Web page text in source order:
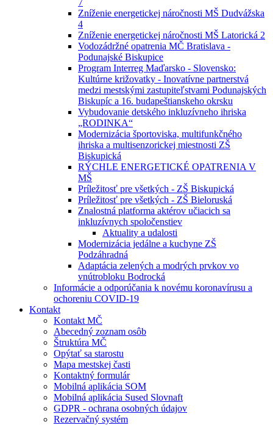
7
Zníženie energetickej náročnosti MŠ Dudvážska
4
Zníženie energetickej náročnosti MŠ Latorická 2
Vodozádržné opatrenia MČ Bratislava -
Podunajské Biskupice
Program Interreg Maďarsko - Slovensko:
Kultúrne križovatky - Inovatívne partnerstvá
medzi mestskými zastupiteľstvami Podunajských
Biskupíc a 16. budapeštianskeho okrsku
Vybudovanie detského inkluzívneho ihriska
„RODINKA“
Modernizácia športoviska, multifunkčného
ihriska a multisenzorickej miestnosti ZŠ
Biskupická
RÝCHLE ENERGETICKÉ OPATRENIA V
MŠ
Príležitosť pre všetkých - ZŠ Biskupická
Príležitosť pre všetkých - ZŠ Bieloruská
Znalostná platforma aktérov učiacich sa
inkluzívnych spoločenstiev
Aktuality a udalosti
Modernizácia jedálne a kuchyne ZŠ
Podzáhradná
Adaptácia zelených a modrých prvkov vo
vnútrobloku Bodrocká
Informácie a odporúčania k novému koronavírusu a
ochoreniu COVID-19
Kontakt
Kontakt MČ
Abecedný zoznam osôb
Štruktúra MČ
Opýtať sa starostu
Mapa mestskej časti
Kontaktný formulár
Mobilná aplikácia SOM
Mobilná aplikácia Sused Slovnaft
GDPR - ochrana osobných údajov
Rezervačný systém